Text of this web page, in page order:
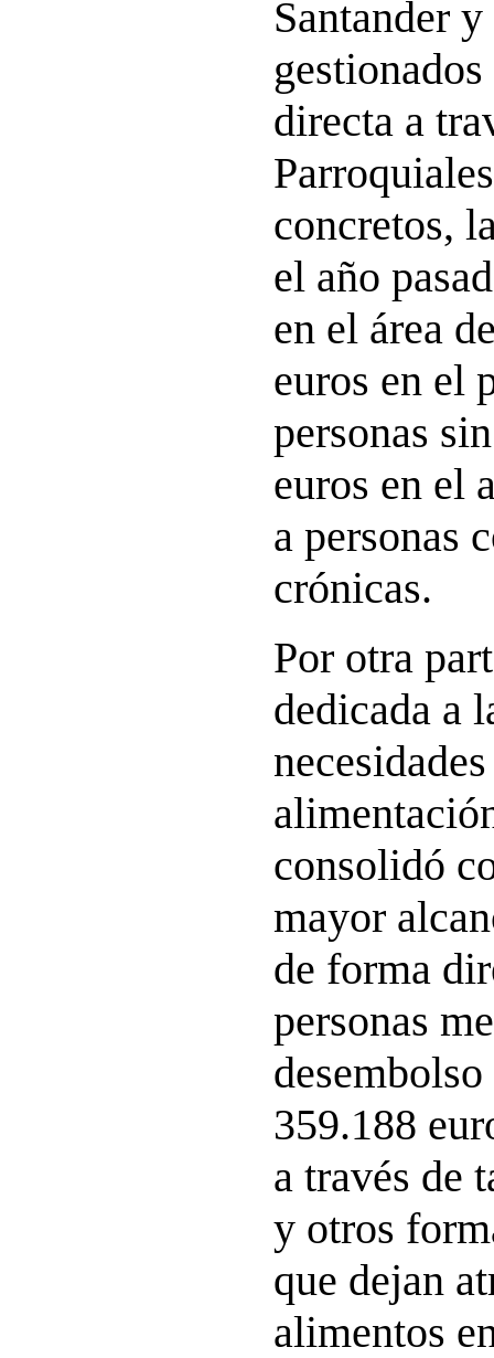
Santander
directa a
concretos,
el año
en el área
euros en el
personas
euros en el
a personas
crónicas.
Por otra
dedicada a
consolidó
mayor
de forma
personas
359.188
a través de
y otros
que dejan
alimentos